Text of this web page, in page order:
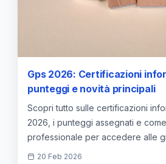
Gps 2026: Certificazioni
punteggi e novità principali
Scopri tutto sulle certificazioni
2026, i punteggi assegnati e
professionale per accedere alle
20 Feb 2026